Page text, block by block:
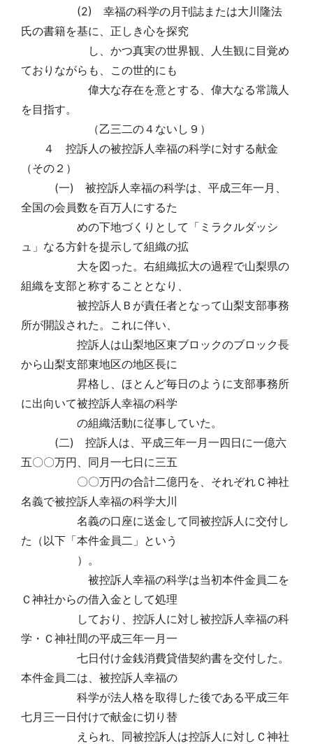
(2) 幸福の科学の月刊誌または大川隆法
氏の書籍を基に、正しき心を探究
し、かつ真実の世界観、人生観に目覚め
ておりながらも、この世的にも
偉大な存在を意とする、偉大なる常識人
を目指す。
（乙三二の４ないし９）
４ 控訴人の被控訴人幸福の科学に対する献金
（その２）
(一) 被控訴人幸福の科学は、平成三年一月、
全国の会員数を百万人にするた
めの下地づくりとして「ミラクルダッシ
ュ」なる方針を提示して組織の拡
大を図った。右組織拡大の過程で山梨県の
組織を支部と称することとなり、
被控訴人Ｂが責任者となって山梨支部事務
所が開設された。これに伴い、
控訴人は山梨地区東ブロックのブロック長
から山梨支部東地区の地区長に
昇格し、ほとんど毎日のように支部事務所
に出向いて被控訴人幸福の科学
の組織活動に従事していた。
(二) 控訴人は、平成三年一月一四日に一億六
五〇〇万円、同月一七日に三五
〇〇万円の合計二億円を、それぞれＣ神社
名義で被控訴人幸福の科学大川
名義の口座に送金して同被控訴人に交付し
た（以下「本件金員二」という
）。
被控訴人幸福の科学は当初本件金員二を
Ｃ神社からの借入金として処理
しており、控訴人に対し被控訴人幸福の科
学・Ｃ神社間の平成三年一月一
七日付け金銭消費貸借契約書を交付した。
本件金員二は、被控訴人幸福の
科学が法人格を取得した後である平成三年
七月三一日付けで献金に切り替
えられ、同被控訴人は控訴人に対しＣ神社